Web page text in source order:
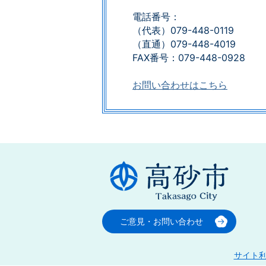
電話番号：
（代表）079-448-0119
（直通）079-448-4019
FAX番号：079-448-0928​​​​​​​
お問い合わせはこちら
ご意見・お問い合わせ
サイト